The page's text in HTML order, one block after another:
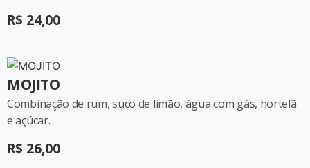
R$ 24,00
MOJITO
Combinação de rum, suco de limão, água com gás, hortelã
e açúcar.
R$ 26,00